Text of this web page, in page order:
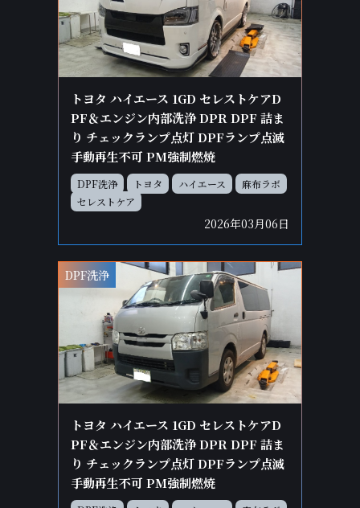
トヨタ ハイエース 1GD セレストケアD
PF＆エンジン内部洗浄 DPR DPF 詰ま
り チェックランプ点灯 DPFランプ点滅
手動再生不可 PM強制燃焼
DPF洗浄 トヨタ ハイエース
麻布ラボ
セレストケア
2026年03月06日
DPF洗浄
トヨタ ハイエース 1GD セレストケアD
PF＆エンジン内部洗浄 DPR DPF 詰ま
り チェックランプ点灯 DPFランプ点滅
手動再生不可 PM強制燃焼